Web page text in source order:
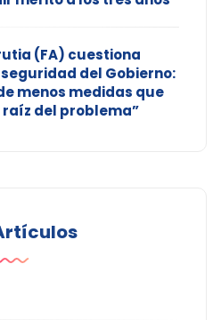
(FA) cuestiona
del Gobierno:
menos medidas que
del problema”